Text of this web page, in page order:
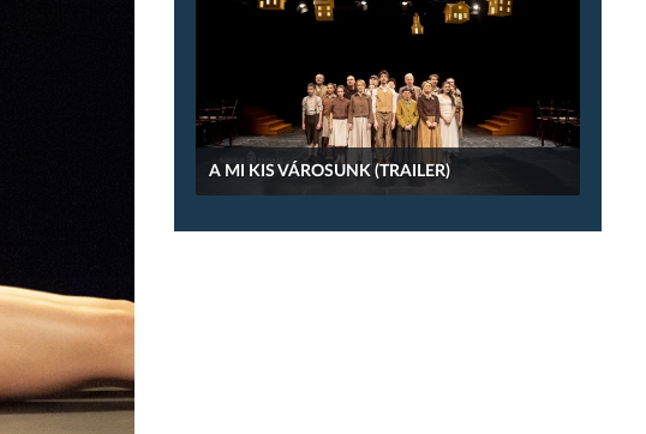
A MI KIS VÁROSUNK (TRAILER)